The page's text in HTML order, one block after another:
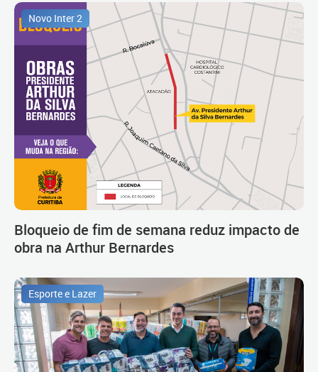
Novo Inter 2
Bloqueio de fim de semana reduz impacto de
obra na Arthur Bernardes
Esporte e Lazer